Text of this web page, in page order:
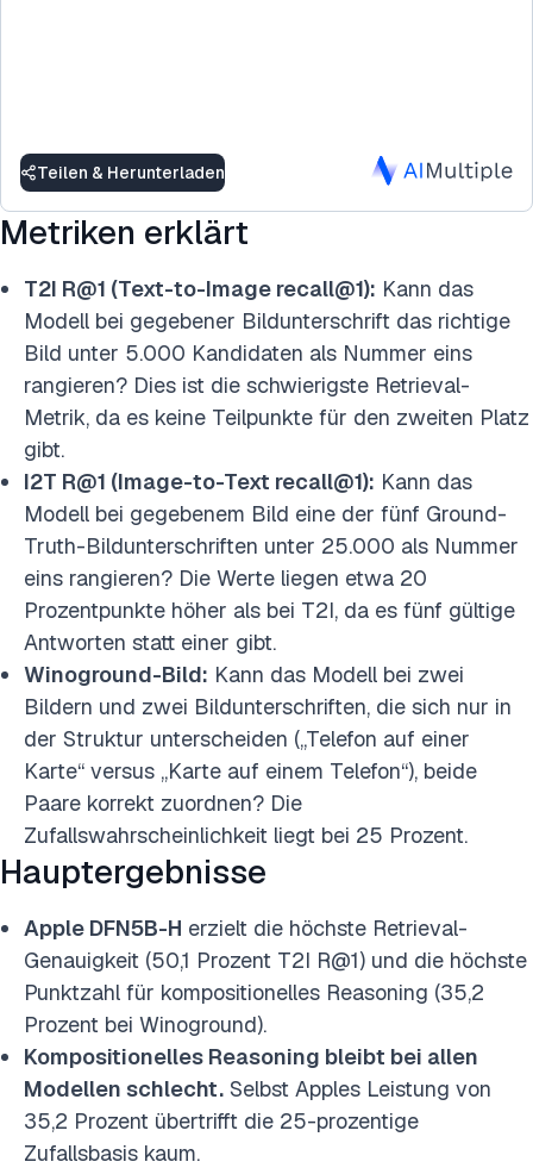
Teilen & Herunterladen
Metriken erklärt
T2I R@1 (Text-to-Image recall@1): Kann das
Modell bei gegebener Bildunterschrift das richtige
Bild unter 5.000 Kandidaten als Nummer eins
rangieren? Dies ist die schwierigste Retrieval-
Metrik, da es keine Teilpunkte für den zweiten Platz
gibt.
I2T R@1 (Image-to-Text recall@1): Kann das
Modell bei gegebenem Bild eine der fünf Ground-
Truth-Bildunterschriften unter 25.000 als Nummer
eins rangieren? Die Werte liegen etwa 20
Prozentpunkte höher als bei T2I, da es fünf gültige
Antworten statt einer gibt.
Winoground-Bild: Kann das Modell bei zwei
Bildern und zwei Bildunterschriften, die sich nur in
der Struktur unterscheiden („Telefon auf einer
Karte“ versus „Karte auf einem Telefon“), beide
Paare korrekt zuordnen? Die
Zufallswahrscheinlichkeit liegt bei 25 Prozent.
Hauptergebnisse
Apple DFN5B-H erzielt die höchste Retrieval-
Genauigkeit (50,1 Prozent T2I R@1) und die höchste
Punktzahl für kompositionelles Reasoning (35,2
Prozent bei Winoground).
Kompositionelles Reasoning bleibt bei allen
Modellen schlecht. Selbst Apples Leistung von
35,2 Prozent übertrifft die 25-prozentige
Zufallsbasis kaum.